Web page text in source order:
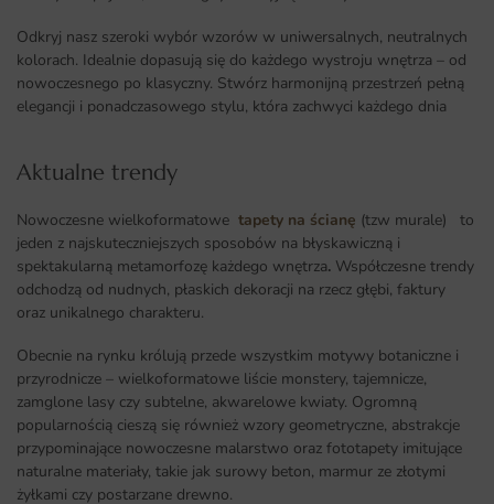
Odkryj nasz szeroki wybór wzorów w uniwersalnych, neutralnych
kolorach. Idealnie dopasują się do każdego wystroju wnętrza – od
nowoczesnego po klasyczny. Stwórz harmonijną przestrzeń pełną
elegancji i ponadczasowego stylu, która zachwyci każdego dnia
Aktualne trendy​
Nowoczesne wielkoformatowe tapety na ścianę (tzw murale) to
jeden z najskuteczniejszych sposobów na błyskawiczną i
spektakularną metamorfozę każdego wnętrza. Współczesne trendy
odchodzą od nudnych, płaskich dekoracji na rzecz głębi, faktury
oraz unikalnego charakteru.
Obecnie na rynku królują przede wszystkim motywy botaniczne i
przyrodnicze – wielkoformatowe liście monstery, tajemnicze,
zamglone lasy czy subtelne, akwarelowe kwiaty. Ogromną
popularnością cieszą się również wzory geometryczne, abstrakcje
przypominające nowoczesne malarstwo oraz fototapety imitujące
naturalne materiały, takie jak surowy beton, marmur ze złotymi
żyłkami czy postarzane drewno.